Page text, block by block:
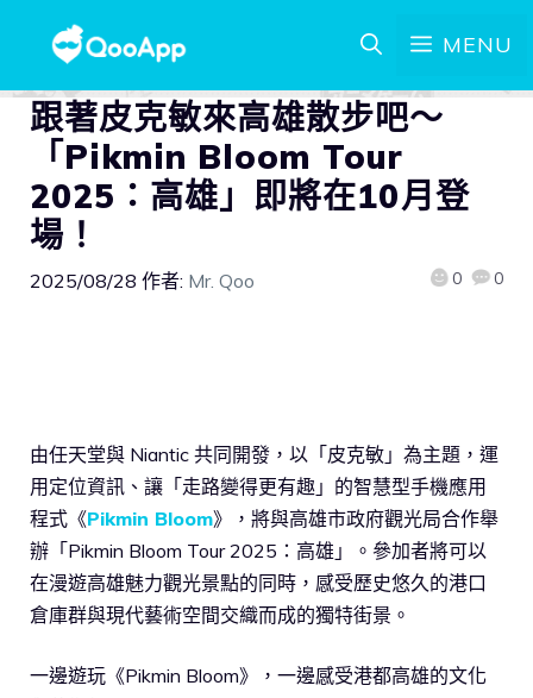
MENU
跟著皮克敏來高雄散步吧～
「Pikmin Bloom Tour
2025：高雄」即將在10月登
場！
2025/08/28 作者: Mr. Qoo 0 0
由任天堂與 Niantic 共同開發，以「皮克敏」為主題，運
用定位資訊、讓「走路變得更有趣」的智慧型手機應用
程式《Pikmin Bloom》，將與高雄市政府觀光局合作舉
辦「Pikmin Bloom Tour 2025：高雄」。參加者將可以
在漫遊高雄魅力觀光景點的同時，感受歷史悠久的港口
倉庫群與現代藝術空間交織而成的獨特街景。
一邊遊玩《Pikmin Bloom》，一邊感受港都高雄的文化